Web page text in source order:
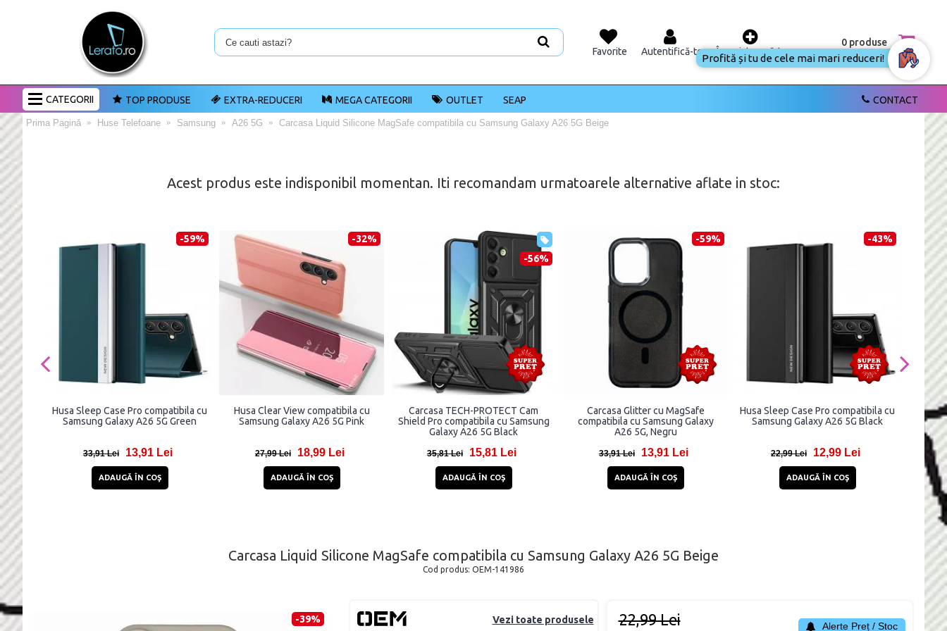
Favorite Autentifică-te Înregistrează-te
0 produse
CATEGORII CONTACT
TOP PRODUSE EXTRA-REDUCERI MEGA CATEGORII OUTLET SEAP
Prima Pagină Huse Telefoane Samsung A26 5G Carcasa Liquid Silicone MagSafe compatibila cu Samsung Galaxy A26 5G Beige
Acest produs este indisponibil momentan. Iti recomandam urmatoarele alternative aflate in stoc:
-59%
Husa Sleep Case Pro compatibila cu
Samsung Galaxy A26 5G Green
33,91 Lei 13,91 Lei
ADAUGĂ ÎN COŞ
-32%
Husa Clear View compatibila cu
Samsung Galaxy A26 5G Pink
27,99 Lei 18,99 Lei
ADAUGĂ ÎN COŞ
-56%
Carcasa TECH-PROTECT Cam
Shield Pro compatibila cu Samsung
Galaxy A26 5G Black
35,81 Lei 15,81 Lei
ADAUGĂ ÎN COŞ
-59%
Carcasa Glitter cu MagSafe
compatibila cu Samsung Galaxy
A26 5G, Negru
33,91 Lei 13,91 Lei
ADAUGĂ ÎN COŞ
-43%
Husa Sleep Case Pro compatibila cu
Samsung Galaxy A26 5G Black
22,99 Lei 12,99 Lei
ADAUGĂ ÎN COŞ
Carcasa Liquid Silicone MagSafe compatibila cu Samsung Galaxy A26 5G Beige
Cod produs: OEM-141986
-39% Vezi toate produsele 22,99 Lei Alerte Preț / Stoc
Profită și tu de cele mai mari reduceri!